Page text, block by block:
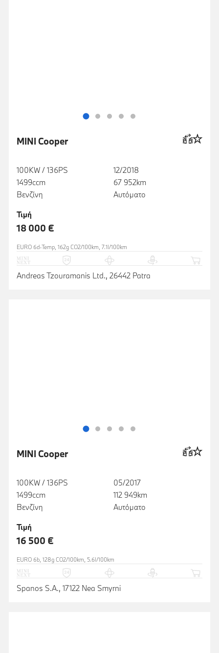
MINI Cooper
100KW / 136PS
1499ccm
Βενζίνη
12/2018
67 952km
Αυτόματο
Τιμή
18 000 €
EURO 6d-Temp, 162g CO2/100km, 7.1l/100km
Andreas Tzouramanis Ltd., 26442 Patra
MINI Cooper
100KW / 136PS
1499ccm
Βενζίνη
05/2017
112 949km
Αυτόματο
Τιμή
16 500 €
EURO 6b, 128g CO2/100km, 5.6l/100km
Spanos S.A., 17122 Nea Smyrni